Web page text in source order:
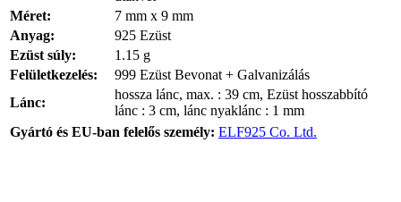
Méret:
7 mm x 9 mm
Anyag:
925 Ezüst
Ezüst súly:
1.15 g
Felületkezelés:
999 Ezüst Bevonat + Galvanizálás
Lánc:
hossza lánc, max. : 39 cm, Ezüst hosszabbító
lánc : 3 cm, lánc nyaklánc : 1 mm
Gyártó és EU-ban felelős személy: ELF925 Co. Ltd.